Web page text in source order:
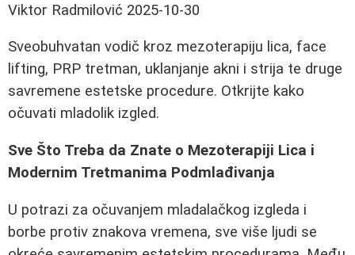
Viktor Radmilović 2025-10-30
Sveobuhvatan vodič kroz mezoterapiju lica, face
lifting, PRP tretman, uklanjanje akni i strija te druge
savremene estetske procedure. Otkrijte kako
očuvati mladolik izgled.
Sve Što Treba da Znate o Mezoterapiji Lica i
Modernim Tretmanima Podmlađivanja
U potrazi za očuvanjem mladalačkog izgleda i
borbe protiv znakova vremena, sve više ljudi se